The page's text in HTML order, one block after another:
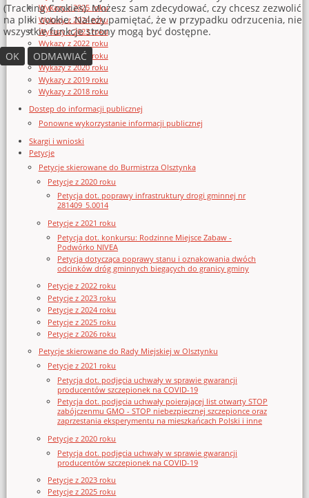
Wykazy z 2025 roku
Wykazy z 2024 roku
Wykazy z 2023 roku
Wykazy z 2022 roku
Wykazy z 2021 roku
Wykazy z 2020 roku
Wykazy z 2019 roku
Wykazy z 2018 roku
Dostęp do informacji publicznej
Ponowne wykorzystanie informacji publicznej
Skargi i wnioski
Petycje
Petycje skierowane do Burmistrza Olsztynka
Petycje z 2020 roku
Petycja dot. poprawy infrastruktury drogi gminnej nr
281409_5.0014
Petycje z 2021 roku
Petycja dot. konkursu: Rodzinne Miejsce Zabaw -
Podwórko NIVEA
Petycja dotycząca poprawy stanu i oznakowania dwóch
odcinków dróg gminnych biegących do granicy gminy
Petycje z 2022 roku
Petycje z 2023 roku
Petycje z 2024 roku
Petycje z 2025 roku
Petycje z 2026 roku
Petycje skierowane do Rady Miejskiej w Olsztynku
Petycje z 2021 roku
Petycja dot. podjęcia uchwały w sprawie gwarancji
producentów szczepionek na COVID-19
Petycja dot. podjęcia uchwały poierającej list otwarty STOP
zabójczenmu GMO - STOP niebezpiecznej szczepionce oraz
zaprzestania eksperymentu na mieszkańcach Polski i inne
Petycje z 2020 roku
Petycja dot. podjęcia uchwały w sprawie gwarancji
producentów szczepionek na COVID-19
Petycje z 2023 roku
Petycje z 2025 roku
(Tracking Cookies). Możesz sam zdecydować, czy chcesz zezwolić
na pliki cookie. Należy pamiętać, że w przypadku odrzucenia, nie
wszystkie funkcje strony mogą być dostępne.
OK
ODMAWIAĆ